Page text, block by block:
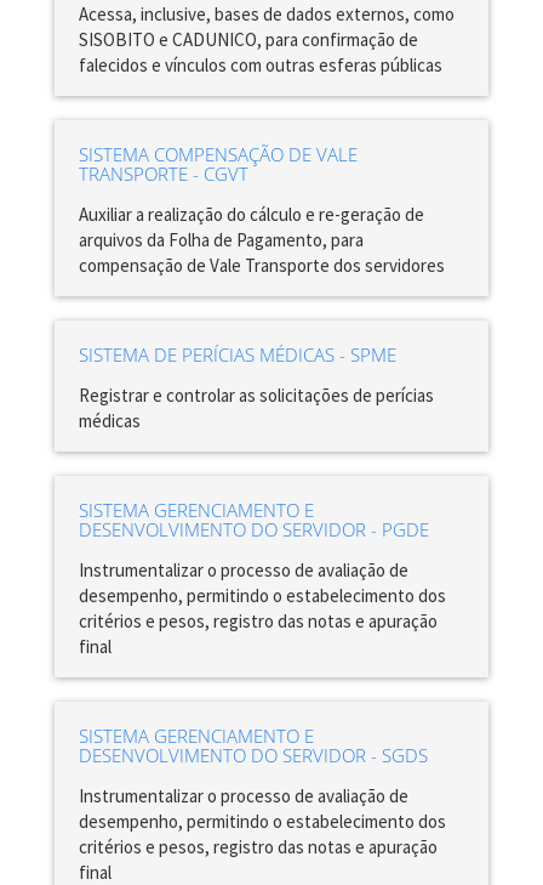
Acessa, inclusive, bases de dados externos, como
SISOBITO e CADUNICO, para confirmação de
falecidos e vínculos com outras esferas públicas
SISTEMA COMPENSAÇÃO DE VALE
TRANSPORTE - CGVT
Auxiliar a realização do cálculo e re-geração de
arquivos da Folha de Pagamento, para
compensação de Vale Transporte dos servidores
SISTEMA DE PERÍCIAS MÉDICAS - SPME
Registrar e controlar as solicitações de perícias
médicas
SISTEMA GERENCIAMENTO E
DESENVOLVIMENTO DO SERVIDOR - PGDE
Instrumentalizar o processo de avaliação de
desempenho, permitindo o estabelecimento dos
critérios e pesos, registro das notas e apuração
final
SISTEMA GERENCIAMENTO E
DESENVOLVIMENTO DO SERVIDOR - SGDS
Instrumentalizar o processo de avaliação de
desempenho, permitindo o estabelecimento dos
critérios e pesos, registro das notas e apuração
final